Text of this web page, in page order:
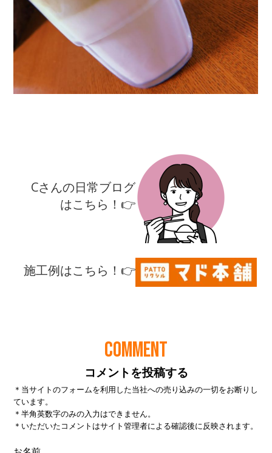
COMMENT
コメントを投稿する
＊当サイトのフォームを利用した当社への売り込みの一切をお断りし
ています。
＊半角英数字のみの入力はできません。
＊いただいたコメントはサイト管理者による確認後に反映されます。